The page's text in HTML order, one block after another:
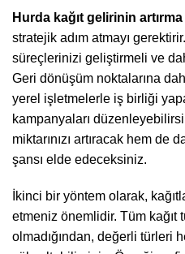
Hurda kağıt gelirinin artırma
stratejik adım atmayı
süreçlerinizi geliştirmeli ve
Geri dönüşüm noktalarına
yerel işletmelerle iş birliği
kampanyaları
miktarınızı artıracak hem de
şansı elde edeceksiniz.
İkinci bir yöntem olarak,
etmeniz önemlidir. Tüm kağıt
olmadığından, değerli türleri